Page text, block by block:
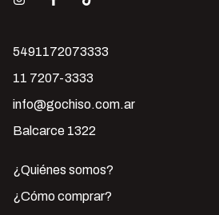
5491172073333
11 7207-3333
info@gochiso.com.ar
Balcarce 1322
¿Quiénes somos?
¿Cómo comprar?